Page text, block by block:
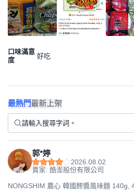
口味滿意
度
好吃
最熱門最新上架
郭*婷
2026.08.02
賣家: 酷澎股份有限公司
NONGSHIM 農心 韓國醡醬風味麵 140g,